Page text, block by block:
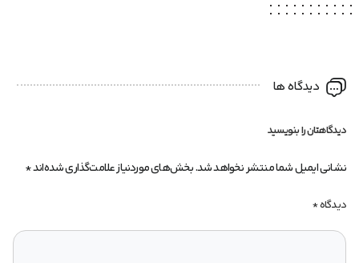
دیدگاه ها
دیدگاهتان را بنویسید
نشانی ایمیل شما منتشر نخواهد شد.بخش‌های موردنیاز علامت‌گذاری شده‌اند*
دیدگاه*